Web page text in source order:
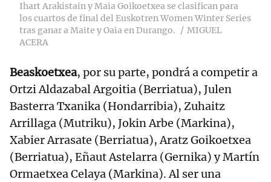
Ihart Arakistain y Maia Goikoetxea se clasifican para
los cuartos de final del Euskotren Women Winter Series
tras ganar a Maite y Oaia en Durango.
MIGUEL
ACERA
Beaskoetxea, por su parte, pondrá a competir a
Ortzi Aldazabal Argoitia (Berriatua), Julen
Basterra Txanika (Hondarribia), Zuhaitz
Arrillaga (Mutriku), Jokin Arbe (Markina),
Xabier Arrasate (Berriatua), Aratz Goikoetxea
(Berriatua), Eñaut Astelarra (Gernika) y Martín
Ormaetxea Celaya (Markina). Al ser una